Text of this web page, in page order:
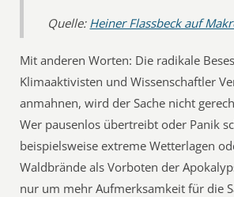
Quelle: Heiner Flassbeck auf
Mit anderen Worten: Die radikale
Klimaaktivisten und Wissenschaftler
anmahnen, wird der Sache nicht
Wer pausenlos übertreibt oder Panik
beispielsweise extreme Wetterlagen
Waldbrände als Vorboten der
nur um mehr Aufmerksamkeit für die